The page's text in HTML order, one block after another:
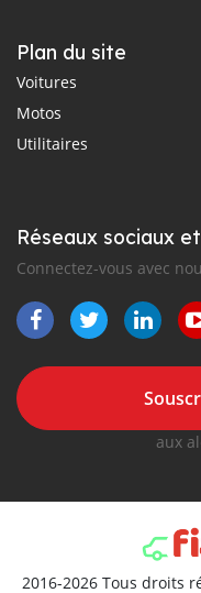
Plan du site
Voitures
Motos
Utilitaires
Réseaux sociaux
Connectez-vous avec
aux
2016-2026 Tous droits